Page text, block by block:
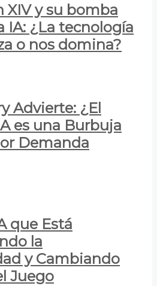
XIV y su bomba
IA: ¿La tecnología
o nos domina?
Advierte: ¿El
es una Burbuja
Demanda
que Está
la
y Cambiando
Juego